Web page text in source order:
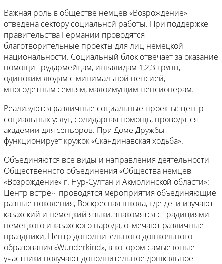
Важная роль в обществе немцев «Возрождение»
отведена сектору социальной работы. При поддержке
правительства Германии проводятся
благотворительные проекты для лиц немецкой
национальности. Социальный блок отвечает за оказание
помощи трудармейцам, инвалидам 1,2,3 групп,
одиноким людям с минимальной пенсией,
многодетным семьям, малоимущим пенсионерам.
Реализуются различные социальные проекты: центр
социальных услуг, солидарная помощь, проводятся
академии для сеньоров. При Доме Дружбы
функционирует кружок «Скандинавская ходьба».
Объединяются все виды и направления деятельности
Общественного объединения «Общества немцев
«Возрождение» г. Нур-Султан и Акмолинской области»:
Центр встреч, проводятся мероприятия объединяющие
разные поколения, Воскресная школа, где дети изучают
казахский и немецкий языки, знакомятся с традициями
немецкого и казахского народа, отмечают различные
праздники, Центр дополнительного дошкольного
образования «Wunderkind», в котором самые юные
участники получают дополнительное дошкольное